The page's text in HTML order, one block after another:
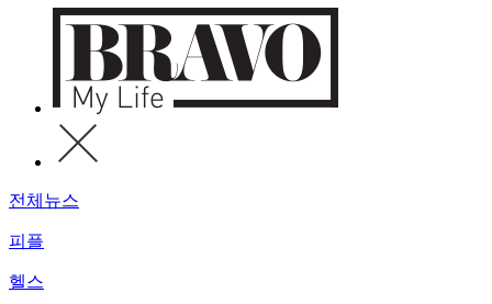
전체뉴스
피플
헬스